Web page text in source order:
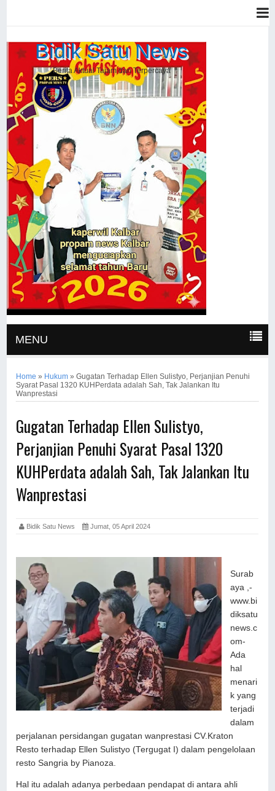
Bidik Satu News
Berita Aktual Tajam dan Terpercaya
MENU
Home » Hukum »Gugatan Terhadap Ellen Sulistyo, Perjanjian Penuhi
Syarat Pasal 1320 KUHPerdata adalah Sah, Tak Jalankan Itu
Wanprestasi
Gugatan Terhadap Ellen Sulistyo,
Perjanjian Penuhi Syarat Pasal 1320
KUHPerdata adalah Sah, Tak Jalankan Itu
Wanprestasi
Bidik Satu News Jumat, 05 April 2024
Surab
aya ,-
www.bi
diksatu
news.c
om-
Ada
hal
menari
k yang
terjadi
dalam
perjalanan persidangan gugatan wanprestasi CV.Kraton
Resto terhadap Ellen Sulistyo (Tergugat I) dalam pengelolaan
resto Sangria by Pianoza.
Hal itu adalah adanya perbedaan pendapat di antara ahli